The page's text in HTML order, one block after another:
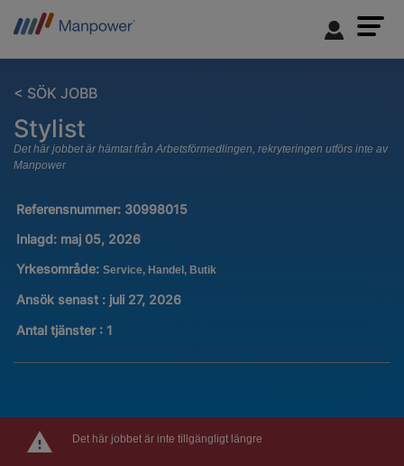
< SÖK JOBB
Stylist
Det här jobbet är hämtat från Arbetsförmedlingen, rekryteringen utförs inte av
Manpower
Referensnummer: 30998015
Inlagd: maj 05, 2026
Yrkesområde: Service, Handel, Butik
Ansök senast : juli 27, 2026
Antal tjänster : 1
Det här jobbet är inte tillgängligt längre